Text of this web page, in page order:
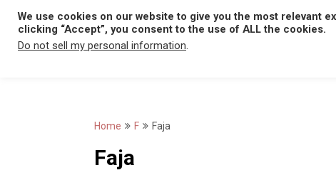
content
A
Home F Faja
Faja
We use cookies on our website to give you the most relevant
clicking “Accept”, you consent to the use of ALL the cookies.
Do not sell my personal information.